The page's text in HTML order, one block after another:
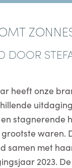
DOOR
heeft onze
stagnerende
waren.
samen met
2023.